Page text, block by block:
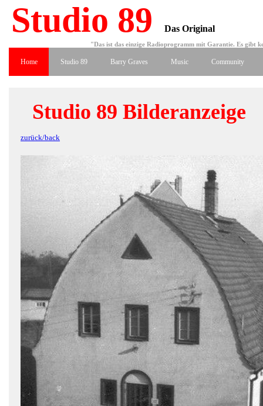
Studio 89 Das Original
"Das ist das einzige Radioprogramm mit Garantie. Es gibt
Home Studio 89 Barry Graves Music Community
Studio 89 Bilderanzeige
zurück/back